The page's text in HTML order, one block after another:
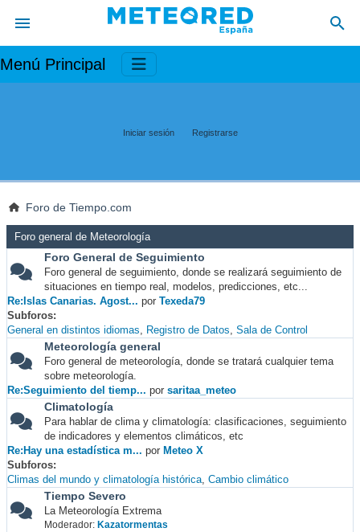
Menú Principal
Iniciar sesión Registrarse
Foro de Tiempo.com
Foro general de Meteorología
Foro General de Seguimiento
Foro general de seguimiento, donde se realizará seguimiento de
situaciones en tiempo real, modelos, predicciones, etc...
Re:Islas Canarias. Agost... por Texeda79
Subforos
General en distintos idiomas
Registro de Datos Sala de Control
Meteorología general
Foro general de meteorología, donde se tratará cualquier tema
sobre meteorología.
Re:Seguimiento del tiemp... por saritaa_meteo
Climatología
Para hablar de clima y climatología: clasificaciones, seguimiento
de indicadores y elementos climáticos, etc
Re:Hay una estadística m... por Meteo X
Subforos
Climas del mundo y climatología histórica Cambio climático
Tiempo Severo
La Meteorología Extrema
Moderador: Kazatormentas